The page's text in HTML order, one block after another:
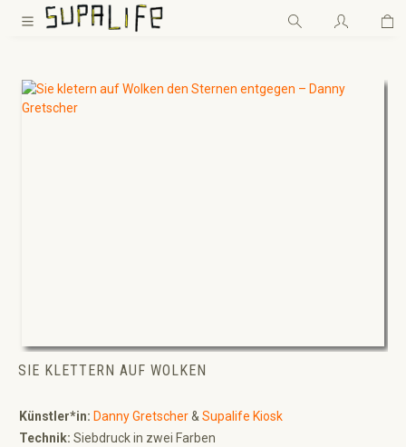
Zum Hauptinhalt springen
SIE KLETTERN AUF WOLKEN
Künstler*in: Danny Gretscher& Supalife Kiosk
Technik: Siebdruck in zwei Farben